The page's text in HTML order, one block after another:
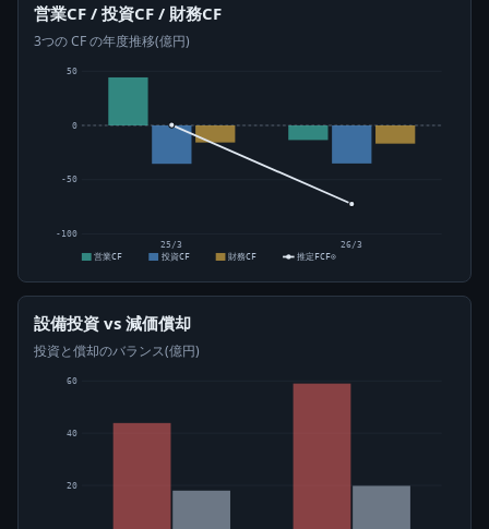
営業CF / 投資CF / 財務CF
3つの CF の年度推移(億円)
-100
-50
0
50
25/3
26/3
営業CF
投資CF 財務CF 推定FCF⊙
設備投資 vs 減価償却
投資と償却のバランス(億円)
20
40
60